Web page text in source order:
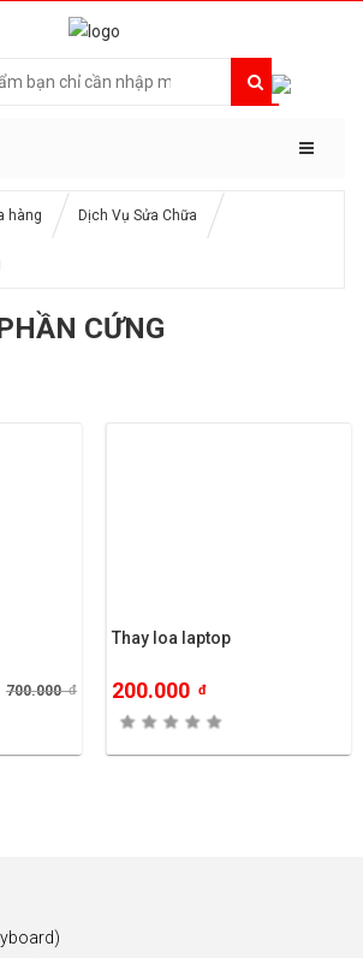
hàng Dịch Vụ Sửa Chữa
CỨNG
700.000đ
Thay loa laptop
200.000 đ